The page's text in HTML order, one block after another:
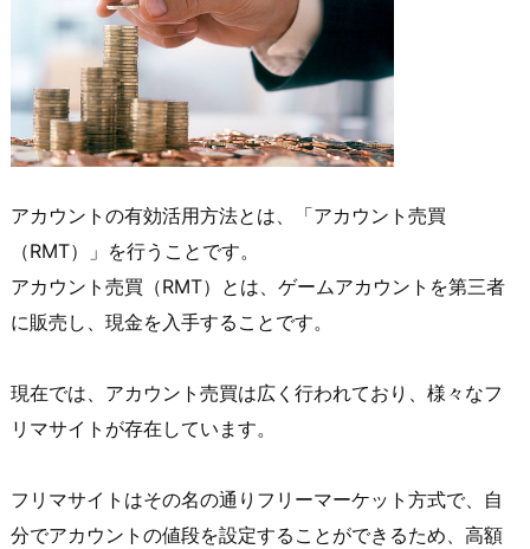
アカウントの有効活用方法とは、「アカウント売買
（RMT）」を行うことです。
アカウント売買（RMT）とは、ゲームアカウントを第三者
に販売し、現金を入手することです。
現在では、アカウント売買は広く行われており、様々なフ
リマサイトが存在しています。
フリマサイトはその名の通りフリーマーケット方式で、自
分でアカウントの値段を設定することができるため、高額